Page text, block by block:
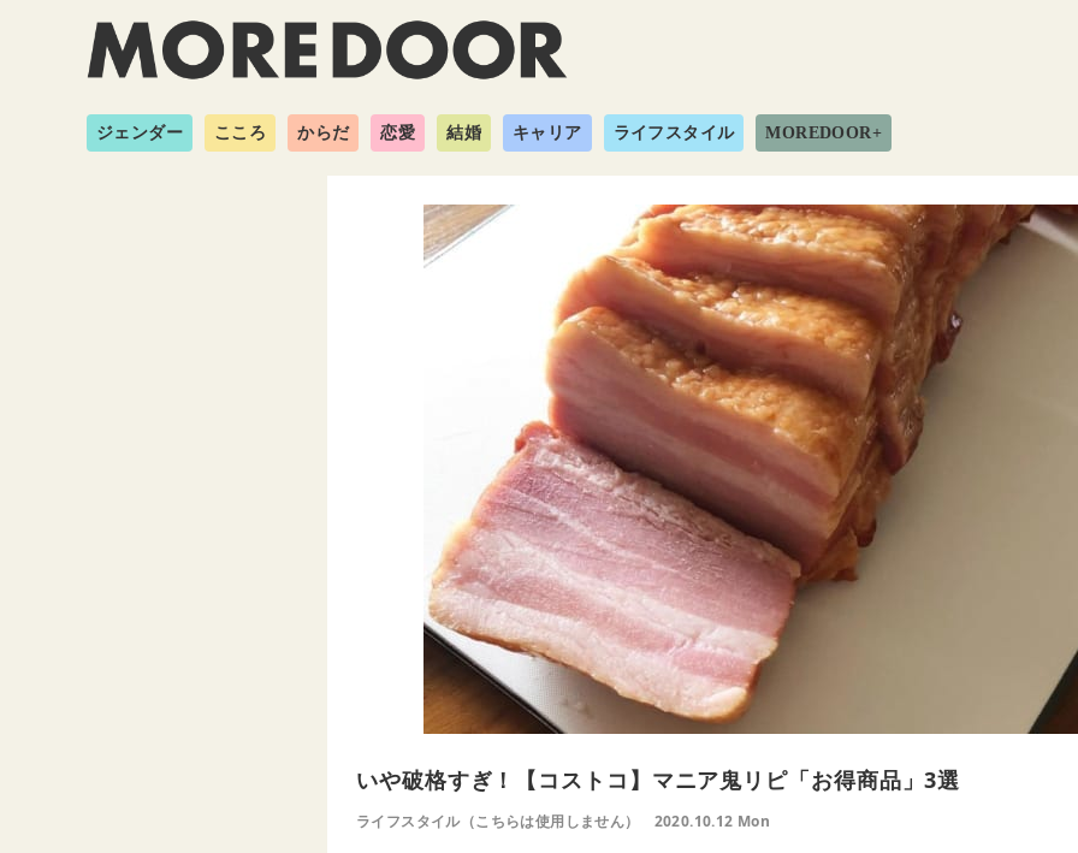
ジェンダー こころ からだ 恋愛 結婚 キャリア ライフスタイル MOREDOOR+
いや破格すぎ！【コストコ】マニア鬼リピ「お得商品」3選
ライフスタイル（こちらは使用しません） 2020.10.12 Mon